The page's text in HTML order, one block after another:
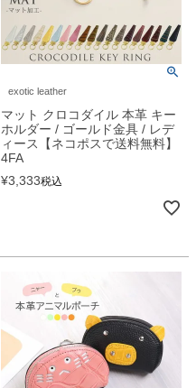
exotic leather
マット クロコダイル 本革 キー
ホルダー / ゴールド金具 / レデ
ィース【ネコポスで送料無料】
4FA
¥3,333税込